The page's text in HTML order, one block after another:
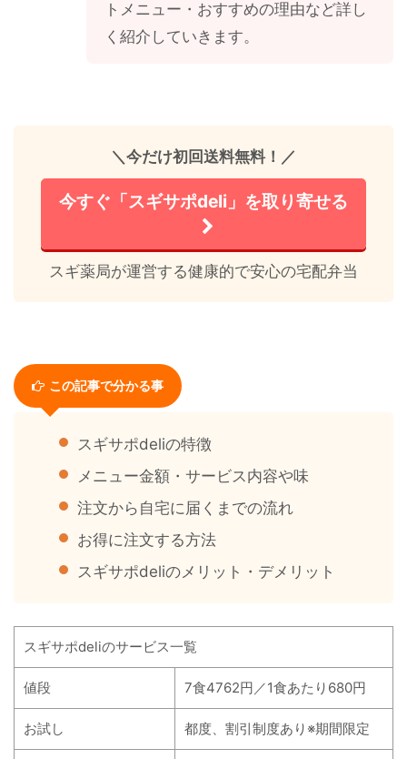
トメニュー・おすすめの理由など詳し
く紹介していきます。
＼今だけ初回送料無料！／
今すぐ「スギサポdeli」を取り寄せる
スギ薬局が運営する健康的で安心の宅配弁当
この記事で分かる事
スギサポdeliの特徴
メニュー金額・サービス内容や味
注文から自宅に届くまでの流れ
お得に注文する方法
スギサポdeliのメリット・デメリット
スギサポdeliのサービス一覧
値段 7食4762円／1食あたり680円
お試し 都度、割引制度あり※期間限定